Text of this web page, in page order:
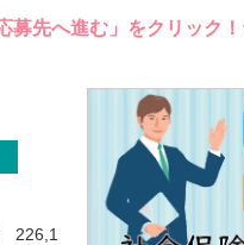
募先へ進む」をクリッ